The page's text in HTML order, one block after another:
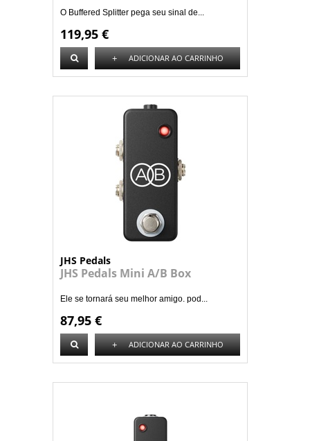
O Buffered Splitter pega seu sinal de...
119,95 €
+ ADICIONAR AO CARRINHO
JHS Pedals
JHS Pedals Mini A/B Box
Ele se tornará seu melhor amigo. pod...
87,95 €
+ ADICIONAR AO CARRINHO